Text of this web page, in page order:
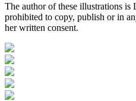
The author of these illustrations
prohibited to copy, publish or in
her written consent.